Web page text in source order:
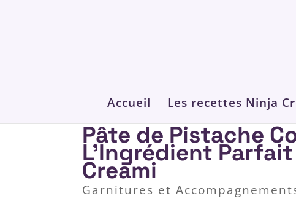
Accueil Les recettes Ninja
Pâte de Pistache
L’Ingrédient
Creami
Garnitures et